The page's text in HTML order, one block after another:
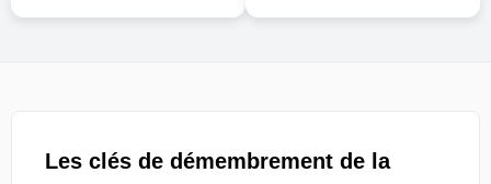
Les clés de démembrement de la